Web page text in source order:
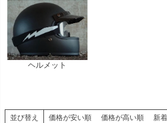
ヘルメット
並び替え 価格が安い順 価格が高い順 新